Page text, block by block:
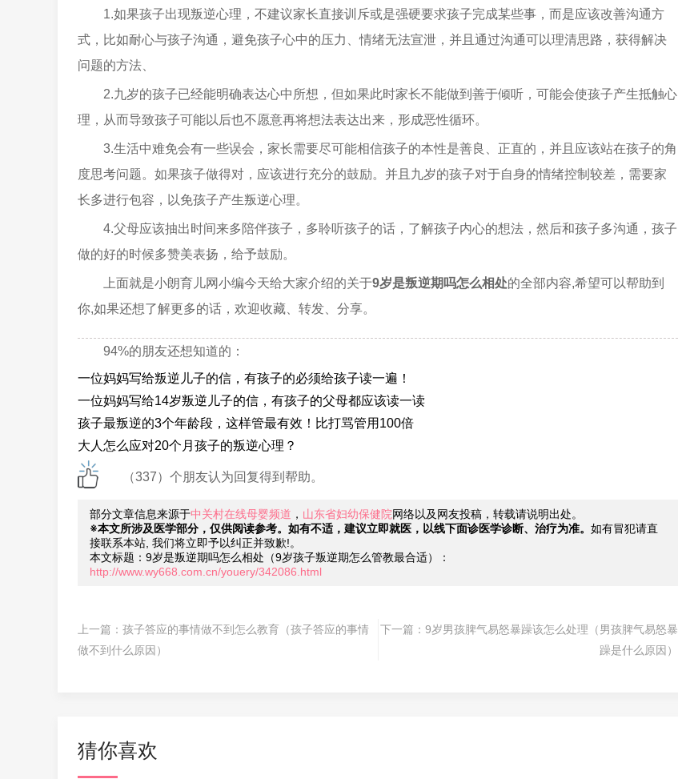
1.如果孩子出现叛逆心理，不建议家长直接训斥或是强硬要求孩子完成某些事，而是应该改善沟通方
式，比如耐心与孩子沟通，避免孩子心中的压力、情绪无法宣泄，并且通过沟通可以理清思路，获得解决
问题的方法、
2.九岁的孩子已经能明确表达心中所想，但如果此时家长不能做到善于倾听，可能会使孩子产生抵触心
理，从而导致孩子可能以后也不愿意再将想法表达出来，形成恶性循环。
3.生活中难免会有一些误会，家长需要尽可能相信孩子的本性是善良、正直的，并且应该站在孩子的角
度思考问题。如果孩子做得对，应该进行充分的鼓励。并且九岁的孩子对于自身的情绪控制较差，需要家
长多进行包容，以免孩子产生叛逆心理。
4.父母应该抽出时间来多陪伴孩子，多聆听孩子的话，了解孩子内心的想法，然后和孩子多沟通，孩子
做的好的时候多赞美表扬，给予鼓励。
上面就是小朗育儿网小编今天给大家介绍的关于9岁是叛逆期吗怎么相处的全部内容,希望可以帮助到
你,如果还想了解更多的话，欢迎收藏、转发、分享。
94%的朋友还想知道的：
一位妈妈写给叛逆儿子的信，有孩子的必须给孩子读一遍！
一位妈妈写给14岁叛逆儿子的信，有孩子的父母都应该读一读
孩子最叛逆的3个年龄段，这样管最有效！比打骂管用100倍
大人怎么应对20个月孩子的叛逆心理？
（337）个朋友认为回复得到帮助。
部分文章信息来源于中关村在线母婴频道 ， 山东省妇幼保健院网络以及网友投稿，转载请说明出处。
※本文所涉及医学部分，仅供阅读参考。如有不适，建议立即就医，以线下面诊医学诊断、治疗为准。 如有冒犯请直
接联系本站, 我们将立即予以纠正并致歉!。
本文标题：9岁是叛逆期吗怎么相处（9岁孩子叛逆期怎么管教最合适）：
http://www.wy668.com.cn/youery/342086.html
上一篇： 孩子答应的事情做不到怎么教育（孩子答应的事情
做不到什么原因）
下一篇： 9岁男孩脾气易怒暴躁该怎么处理（男孩脾气易怒暴
躁是什么原因）
猜你喜欢